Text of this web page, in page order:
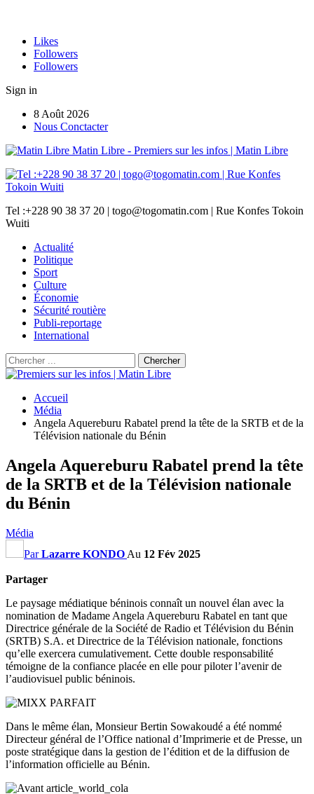
Likes
Followers
Followers
Sign in
8 Août 2026
Nous Conctacter
Matin Libre - Premiers sur les infos | Matin Libre
Tel :+228 90 38 37 20 | togo@togomatin.com | Rue Konfes Tokoin
Wuiti
Actualité
Politique
Sport
Culture
Économie
Sécurité routière
Publi-reportage
International
Accueil
Média
Angela Aquereburu Rabatel prend la tête de la SRTB et de la
Télévision nationale du Bénin
Angela Aquereburu Rabatel prend la tête
de la SRTB et de la Télévision nationale
du Bénin
Média
ParLazarre KONDO Au 12 Fév 2025
Partager
Le paysage médiatique béninois connaît un nouvel élan avec la
nomination de Madame Angela Aquereburu Rabatel en tant que
Directrice générale de la Société de Radio et Télévision du Bénin
(SRTB) S.A. et Directrice de la Télévision nationale, fonctions
qu’elle exercera cumulativement. Cette double responsabilité
témoigne de la confiance placée en elle pour piloter l’avenir de
l’audiovisuel public béninois.
Dans le même élan, Monsieur Bertin Sowakoudé a été nommé
Directeur général de l’Office national d’Imprimerie et de Presse, un
poste stratégique dans la gestion de l’édition et de la diffusion de
l’information officielle au Bénin.